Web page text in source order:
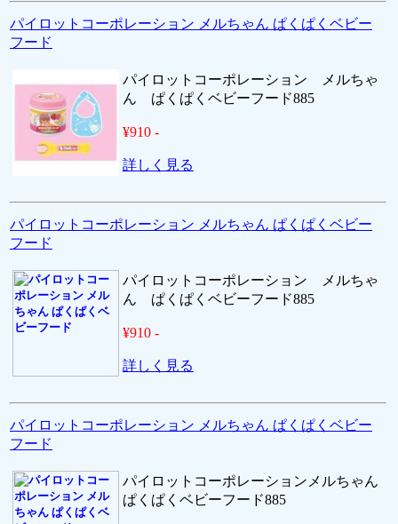
パイロットコーポレーション メルちゃん ぱくぱくベビー
フード
パイロットコーポレーション メルちゃ
ん ぱくぱくベビーフード885
¥910 -
詳しく見る
パイロットコーポレーション メルちゃん ぱくぱくベビー
フード
パイロットコーポレーション メルちゃ
ん ぱくぱくベビーフード885
¥910 -
詳しく見る
パイロットコーポレーション メルちゃん ぱくぱくベビー
フード
パイロットコーポレーションメルちゃん
ぱくぱくベビーフード885